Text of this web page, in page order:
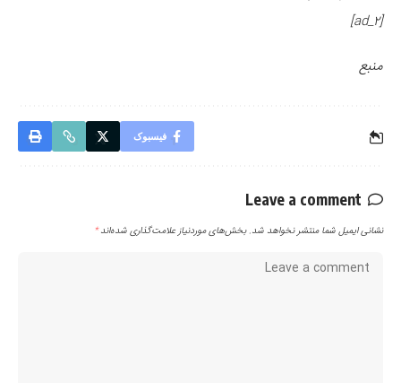
[ad_2]
منبع
فیسبوک
Leave a comment
نشانی ایمیل شما منتشر نخواهد شد. بخش‌های موردنیاز علامت‌گذاری شده‌اند*